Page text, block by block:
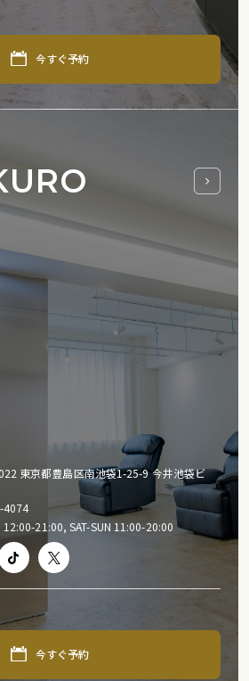
今すぐ予約
東京都豊島区南池袋1-25-9 今井池袋ビ
4074
12:00-21:00, SAT-SUN 11:00-20:00
今すぐ予約